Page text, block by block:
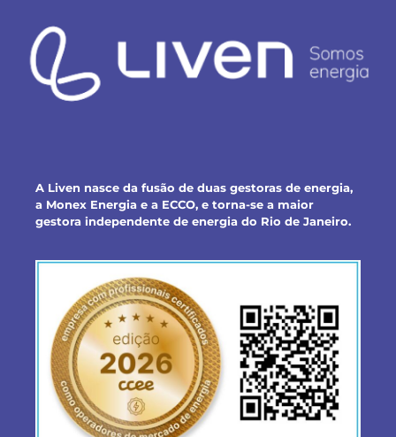
A Liven nasce da fusão de duas gestoras de energia,
a Monex Energia e a ECCO, e torna-se a maior
gestora independente de energia do Rio de Janeiro.